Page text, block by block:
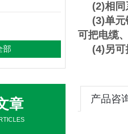
部
章
(2)相
(3)单元
可把电缆
(4)另
产品咨